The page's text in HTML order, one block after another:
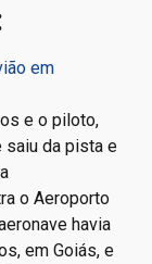
em
e o piloto,
saiu da pista e
o Aeroporto
havia
em Goiás, e